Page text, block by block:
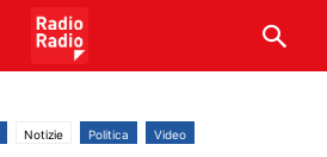
Notizie Politica Video